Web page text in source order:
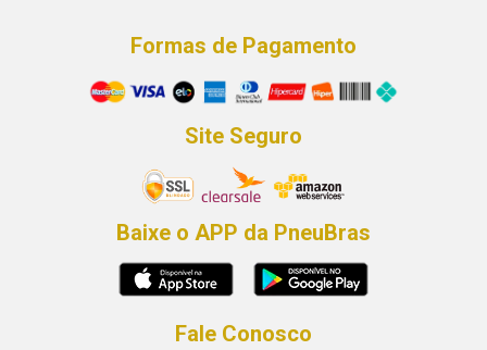
Formas de Pagamento
Site Seguro
Baixe o APP da PneuBras
Fale Conosco